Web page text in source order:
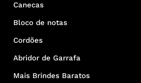
Canecas
Bloco de notas
Cordões
Abridor de Garrafa
Mais Brindes Baratos